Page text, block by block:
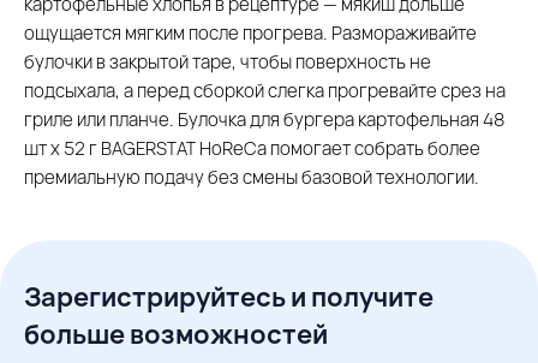
ощущается мягким после прогрева. Размораживайте
булочки в закрытой таре, чтобы поверхность не
подсыхала, а перед сборкой слегка прогревайте срез на
гриле или планче. Булочка для бургера картофельная 48
шт х 52 г BAGERSTAT HoReCa помогает собрать более
премиальную подачу без смены базовой технологии.
Зарегистрируйтесь и получите
больше возможностей